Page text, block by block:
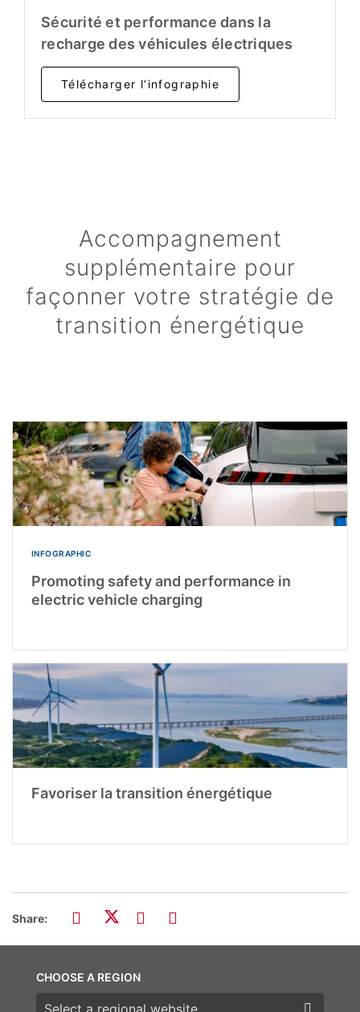
Sécurité et performance dans la
recharge des véhicules électriques
Télécharger l’infographie
Accompagnement
supplémentaire pour
façonner votre stratégie de
transition énergétique
INFOGRAPHIC
Promoting safety and performance in
electric vehicle charging
Favoriser la transition énergétique
Share:
CHOOSE A REGION
Choose a region